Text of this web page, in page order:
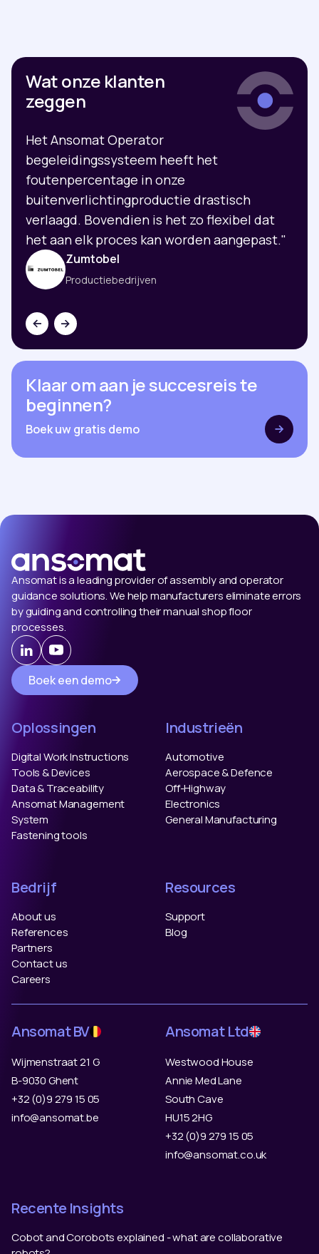
Wat onze klanten
zeggen
Het Ansomat Operator
begeleidingssysteem heeft het
foutenpercentage in onze
buitenverlichtingproductie drastisch
verlaagd. Bovendien is het zo flexibel dat
het aan elk proces kan worden aangepast."
Zumtobel
Productiebedrijven
Klaar om aan je succesreis te
beginnen?
Boek uw gratis demo
Ansomat is a leading provider of assembly and operator
guidance solutions. We help manufacturers eliminate errors
by guiding and controlling their manual shop floor
processes.
Boek een demo
Oplossingen
Digital Work Instructions
Tools & Devices
Data & Traceability
Ansomat Management
System
Fastening tools
Industrieën
Automotive
Aerospace & Defence
Off-Highway
Electronics
General Manufacturing
Bedrijf
About us
References
Partners
Contact us
Careers
Resources
Support
Blog
Ansomat BV
Wijmenstraat 21 G
B-9030 Ghent
+32 (0)9 279 15 05
info@ansomat.be
Ansomat Ltd
Westwood House
Annie Med Lane
South Cave
HU15 2HG
+32 (0)9 279 15 05
info@ansomat.co.uk
Recente Insights
Cobot and Corobots explained - what are collaborative